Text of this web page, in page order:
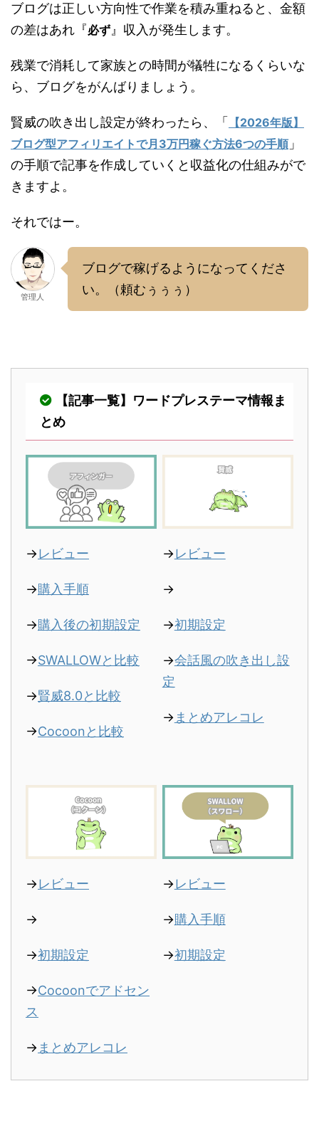
ブログは正しい方向性で作業を積み重ねると、金額
の差はあれ『必ず』収入が発生します。
残業で消耗して家族との時間が犠牲になるくらいな
ら、ブログをがんばりましょう。
賢威の吹き出し設定が終わったら、「
【2026年版】
ブログ型アフィリエイトで月3万円稼ぐ方法6つの手順」
の手順で記事を作成していくと収益化の仕組みがで
きますよ。
それではー。
管理人
ブログで稼げるようになってくださ
い。（頼むぅぅぅ）
【記事一覧】ワードプレステーマ情報ま
とめ
→レビュー
→購入手順
→購入後の初期設定
→SWALLOWと比較
→賢威8.0と比較
→Cocoonと比較
→レビュー
→
→初期設定
→会話風の吹き出し設
定
→ まとめアレコレ
→レビュー
→
→初期設定
→Cocoonでアドセン
ス
→ まとめアレコレ
→レビュー
→購入手順
→初期設定